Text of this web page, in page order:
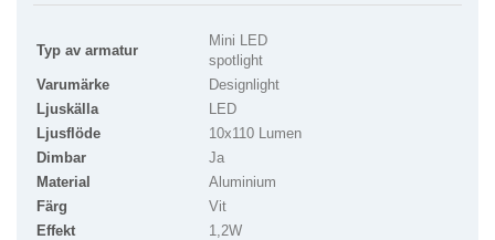
Typ av armatur
Mini LED
spotlight
Varumärke
Designlight
Ljuskälla
LED
Ljusflöde
10x110 Lumen
Dimbar
Ja
Material
Aluminium
Färg
Vit
Effekt
1,2W